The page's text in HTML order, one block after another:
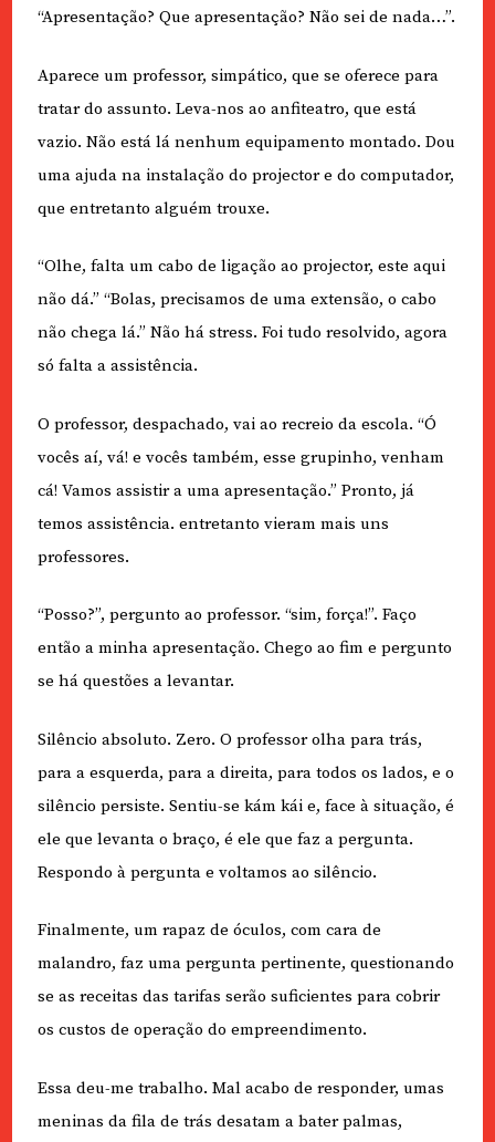
“Apresentação? Que apresentação? Não sei de nada…”.
Aparece um professor, simpático, que se oferece para
tratar do assunto. Leva-nos ao anfiteatro, que está
vazio. Não está lá nenhum equipamento montado. Dou
uma ajuda na instalação do projector e do computador,
que entretanto alguém trouxe.
“Olhe, falta um cabo de ligação ao projector, este aqui
não dá.” “Bolas, precisamos de uma extensão, o cabo
não chega lá.” Não há stress. Foi tudo resolvido, agora
só falta a assistência.
O professor, despachado, vai ao recreio da escola. “Ó
vocês aí, vá! e vocês também, esse grupinho, venham
cá! Vamos assistir a uma apresentação.” Pronto, já
temos assistência. entretanto vieram mais uns
professores.
“Posso?”, pergunto ao professor. “sim, força!”. Faço
então a minha apresentação. Chego ao fim e pergunto
se há questões a levantar.
Silêncio absoluto. Zero. O professor olha para trás,
para a esquerda, para a direita, para todos os lados, e o
silêncio persiste. Sentiu-se kám kái e, face à situação, é
ele que levanta o braço, é ele que faz a pergunta.
Respondo à pergunta e voltamos ao silêncio.
Finalmente, um rapaz de óculos, com cara de
malandro, faz uma pergunta pertinente, questionando
se as receitas das tarifas serão suficientes para cobrir
os custos de operação do empreendimento.
Essa deu-me trabalho. Mal acabo de responder, umas
meninas da fila de trás desatam a bater palmas,